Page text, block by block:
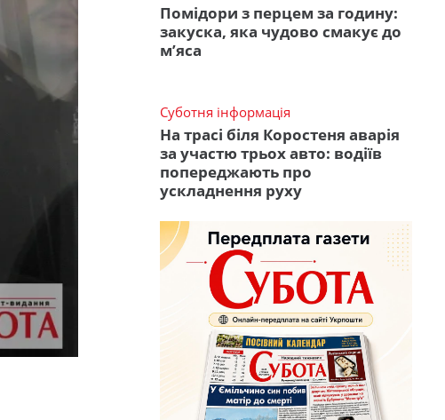
Помідори з перцем за годину:
закуска, яка чудово смакує до
м’яса
Суботня інформація
На трасі біля Коростеня аварія
за участю трьох авто: водіїв
попереджають про
ускладнення руху